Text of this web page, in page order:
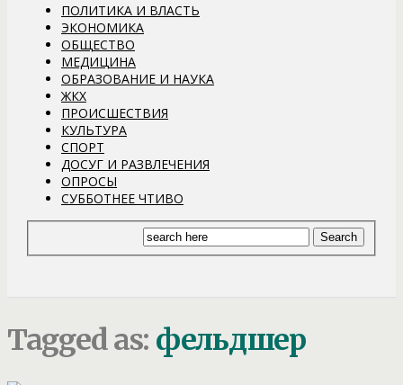
ПОЛИТИКА И ВЛАСТЬ
ЭКОНОМИКА
ОБЩЕСТВО
МЕДИЦИНА
ОБРАЗОВАНИЕ И НАУКА
ЖКХ
ПРОИСШЕСТВИЯ
КУЛЬТУРА
СПОРТ
ДОСУГ И РАЗВЛЕЧЕНИЯ
ОПРОСЫ
СУББОТНЕЕ ЧТИВО
Tagged as: фельдшер